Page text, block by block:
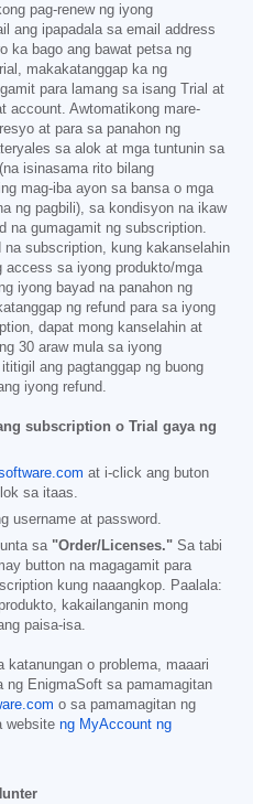
pag-renew ng iyong
ang ipapadala sa email address
ka bago ang bawat petsa ng
makakatanggap ka ng
para lamang sa isang Trial at
account. Awtomatikong mare-
at para sa panahon ng
sa alok at mga tuntunin sa
isinasama rito bilang
mag-iba ayon sa bansa o mga
ng pagbili), sa kondisyon na ikaw
na gumagamit ng subscription.
subscription, kung kakanselahin
access sa iyong produkto/mga
iyong bayad na panahon ng
ng refund para sa iyong
dapat mong kanselahin at
30 araw mula sa iyong
ang pagtanggap ng buong
iyong refund.
subscription o Trial gaya ng
at i-click ang buton
sa itaas.
username at password.
sa "Order/Licenses." Sa tabi
button na magagamit para
kung naaangkop. Paalala:
kakailanganin mong
paisa-isa.
katanungan o problema, maaari
ng EnigmaSoft sa pamamagitan
o sa pamamagitan ng
website ng MyAccount ng